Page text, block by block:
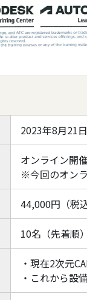
2023年8月21
オンライン開
※今回のオン
44,000円（税
10名（先着順）
・現在2次元
・これから設